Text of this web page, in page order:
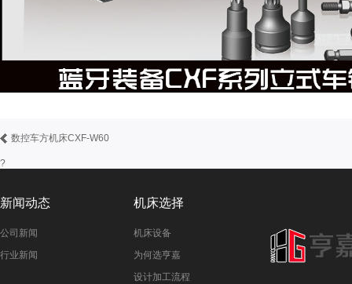
数控车方机床CXF-W60
?
新闻动态
公司新闻
行业新闻
机床选择
机床设备
为何选亨嘉
设计加工流程